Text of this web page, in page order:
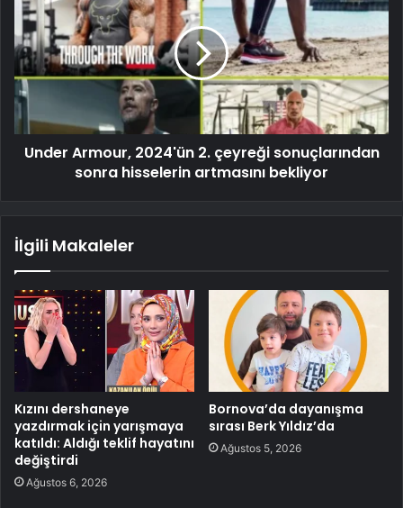
Under Armour, 2024'ün 2. çeyreği sonuçlarından
sonra hisselerin artmasını bekliyor
İlgili Makaleler
Kızını dershaneye
yazdırmak için yarışmaya
katıldı: Aldığı teklif hayatını
değiştirdi
Ağustos 6, 2026
Bornova’da dayanışma
sırası Berk Yıldız’da
Ağustos 5, 2026